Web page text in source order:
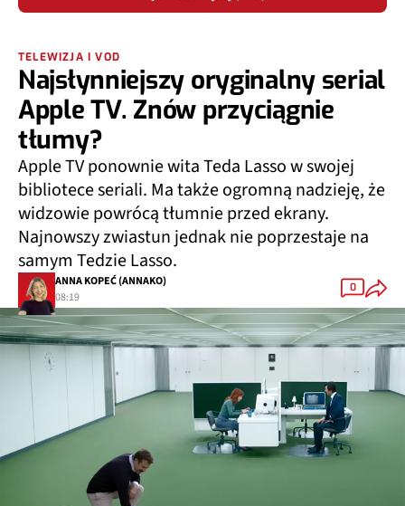
TELEWIZJA I VOD
Najsłynniejszy oryginalny serial
Apple TV. Znów przyciągnie
tłumy?
Apple TV ponownie wita Teda Lasso w swojej
bibliotece seriali. Ma także ogromną nadzieję, że
widzowie powrócą tłumnie przed ekrany.
Najnowszy zwiastun jednak nie poprzestaje na
samym Tedzie Lasso.
ANNA KOPEĆ (ANNAKO)
08:19
0